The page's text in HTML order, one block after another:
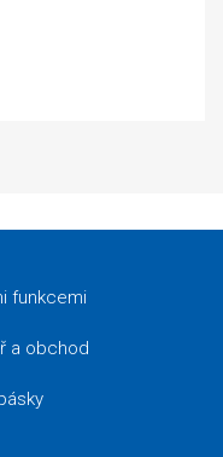
funkcemi
a obchod